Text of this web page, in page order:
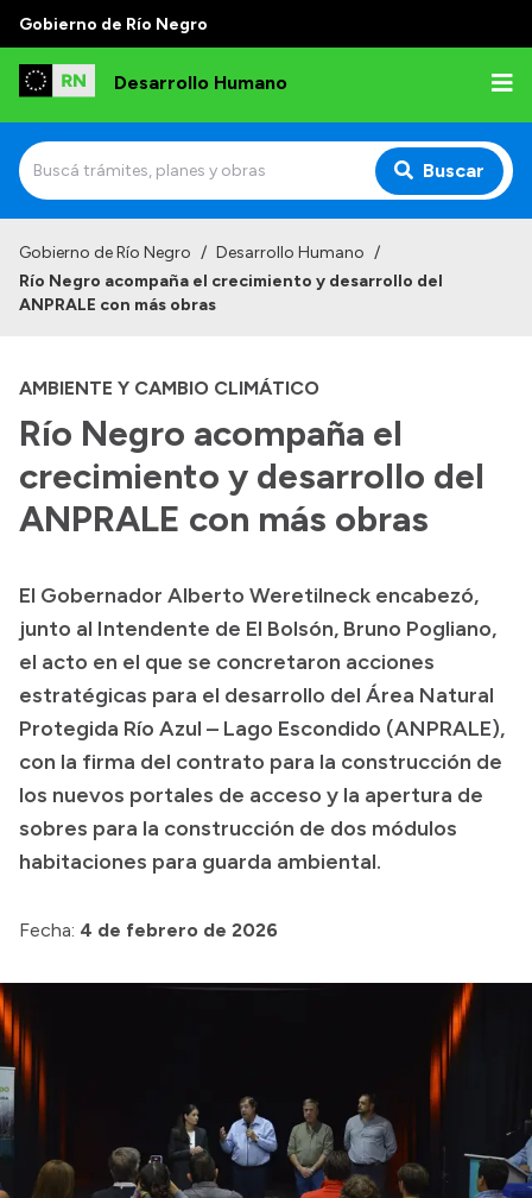
Gobierno de Río Negro
Desarrollo Humano
Buscar
Institucional
Autoridades
Delegaciones
Normativa
Presupuesto
Boletín Oficial
Compras y licitaciones
Consulta de expedientes
Consulta de pago a proveedores
Convocatorias
Intranet
Gobierno de Río Negro / Desarrollo Humano /
Río Negro acompaña el crecimiento y desarrollo del
ANPRALE con más obras
AMBIENTE Y CAMBIO CLIMÁTICO
Río Negro acompaña el
crecimiento y desarrollo del
ANPRALE con más obras
El Gobernador Alberto Weretilneck encabezó,
junto al Intendente de El Bolsón, Bruno Pogliano,
el acto en el que se concretaron acciones
estratégicas para el desarrollo del Área Natural
Protegida Río Azul – Lago Escondido (ANPRALE),
con la firma del contrato para la construcción de
los nuevos portales de acceso y la apertura de
sobres para la construcción de dos módulos
habitaciones para guarda ambiental.
Fecha: 4 de febrero de 2026